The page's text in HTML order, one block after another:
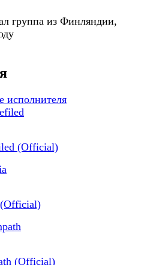
группа из Финляндии,
исполнителя
(Official)
(Official)